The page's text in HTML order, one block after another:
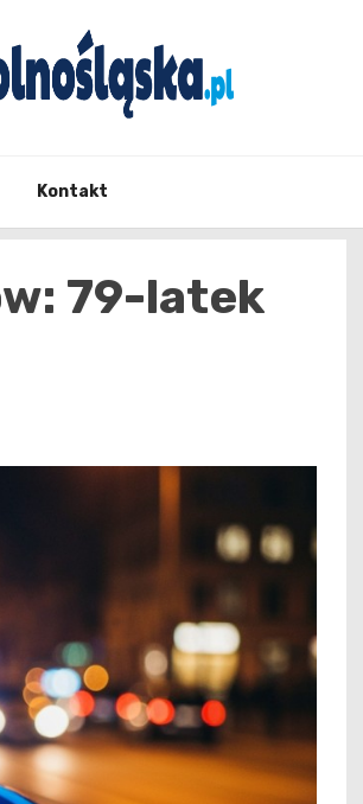
Kontakt
79-latek